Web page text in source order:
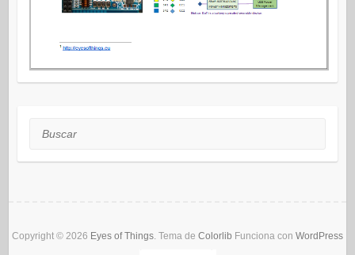
Buscar
Copyright © 2026 Eyes of Things. Tema de Colorlib Funciona con WordPress